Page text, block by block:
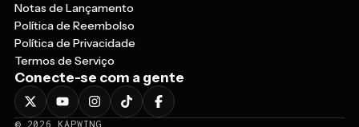
Notas de Lançamento
Política de Reembolso
Política de Privacidade
Termos de Serviço
Conecte-se com a gente
© 2026 KAPWING